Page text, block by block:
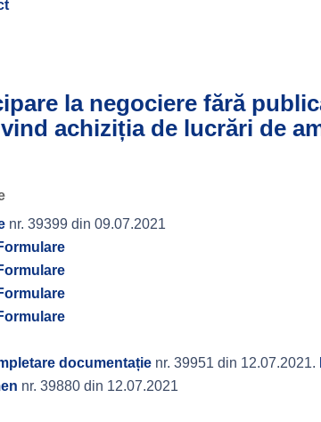
la negociere fără
achiziția de lucrări de
nr. 39399 din 09.07.2021
documentație nr. 39951 din 12.07.2021.
nr. 39880 din 12.07.2021